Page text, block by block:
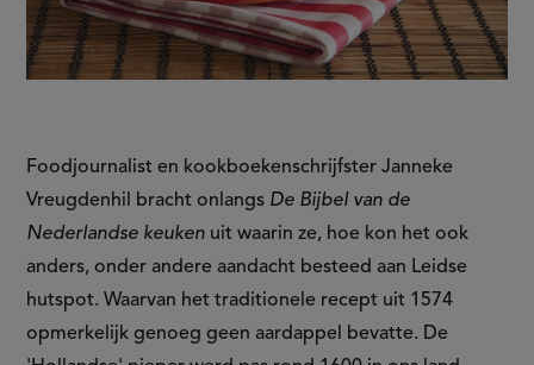
Foodjournalist en kookboekenschrijfster Janneke
Vreugdenhil bracht onlangs De Bijbel van de
Nederlandse keuken uit waarin ze, hoe kon het ook
anders, onder andere aandacht besteed aan Leidse
hutspot. Waarvan het traditionele recept uit 1574
opmerkelijk genoeg geen aardappel bevatte. De